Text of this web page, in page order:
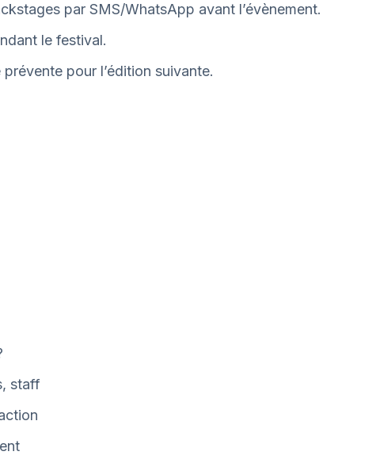
par SMS/WhatsApp avant l’évènement.
le festival.
pour l’édition suivante.
staff